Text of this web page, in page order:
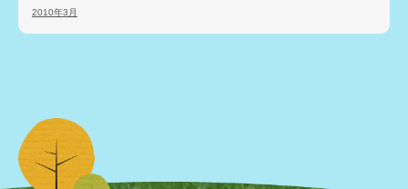
2010年3月